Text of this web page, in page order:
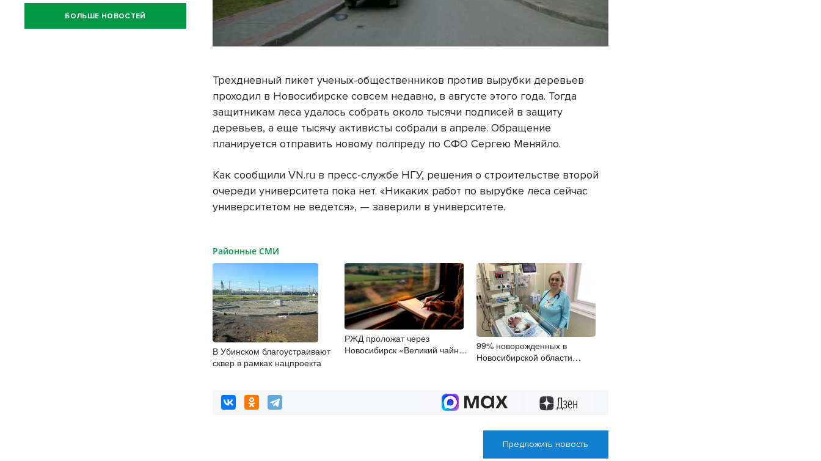
Трехдневный пикет ученых-общественников против вырубки деревьев
проходил в Новосибирске совсем недавно, в августе этого года. Тогда
защитникам леса удалось собрать около тысячи подписей в защиту
деревьев, а еще тысячу активисты собрали в апреле. Обращение
планируется отправить новому полпреду по СФО Сергею Меняйло.
Как сообщили VN.ru в пресс-службе НГУ, решения о строительстве второй
очереди университета пока нет. «Никаких работ по вырубке леса сейчас
университетом не ведется», — заверили в университете.
Районные СМИ
В Убинском благоустраивают
сквер в рамках нацпроекта
РЖД проложат через
Новосибирск «Великий чайный
99% новорожденных в
Новосибирской области
Предложить новость
БОЛЬШЕ НОВОСТЕЙ